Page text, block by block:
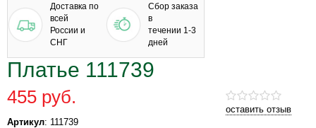
Доставка по
всей
России и
СНГ
Сбор заказа
в
течении 1-3
дней
Платье 111739
оставить отзыв
455 руб.
Артикул: 111739